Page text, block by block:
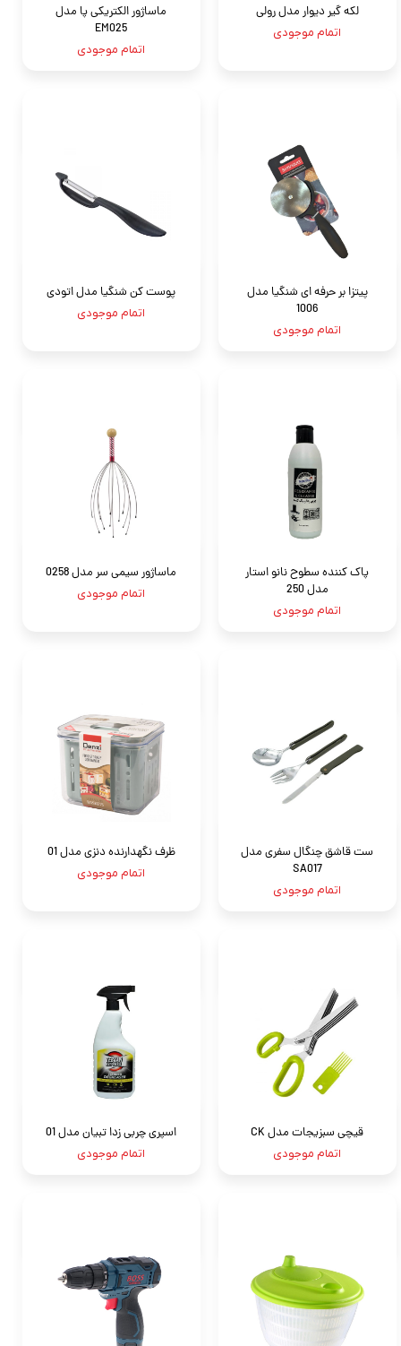
لکه گیر دیوار مدل رولی
اتمام موجودی
ماساژور الکتریکی پا مدل
EM025
اتمام موجودی
پیتزا بر حرفه ای شنگیا مدل
1006
اتمام موجودی
پوست‌ کن شنگیا مدل اتودی
اتمام موجودی
پاک کننده سطوح نانو استار
مدل 250
اتمام موجودی
ماساژور سیمی سر مدل 0258
اتمام موجودی
ست قاشق چنگال سفری مدل
SA017
اتمام موجودی
ظرف نگهدارنده دنزی مدل 01
اتمام موجودی
قیچی سبزیجات مدل CK
اتمام موجودی
اسپری چربی زدا تبیان مدل 01
اتمام موجودی